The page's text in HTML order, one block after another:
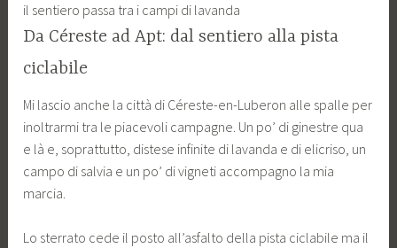
il sentiero passa tra i campi di lavanda
Da Céreste ad Apt: dal sentiero alla pista
ciclabile
Mi lascio anche la città di Céreste-en-Luberon alle spalle per
inoltrarmi tra le piacevoli campagne. Un po’ di ginestre qua
e là e, soprattutto, distese infinite di lavanda e di elicriso, un
campo di salvia e un po’ di vigneti accompagno la mia
marcia.
Lo sterrato cede il posto all’asfalto della pista ciclabile ma il